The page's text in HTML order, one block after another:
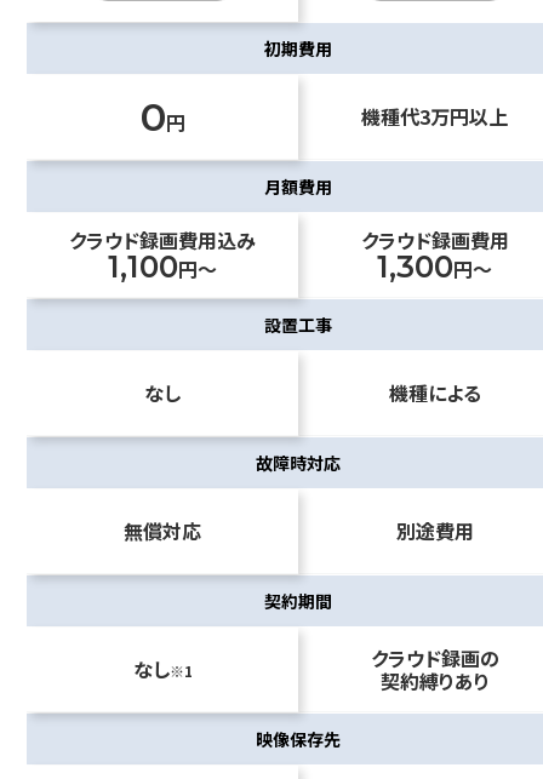
初期費用
0円 機種代3万円以上
月額費用
クラウド録画費用込み
1,100円～
クラウド録画費用
1,300円～
設置工事
なし 機種による
故障時対応
無償対応 別途費用
契約期間
なし 1 クラウド録画の
契約縛りあり
映像保存先